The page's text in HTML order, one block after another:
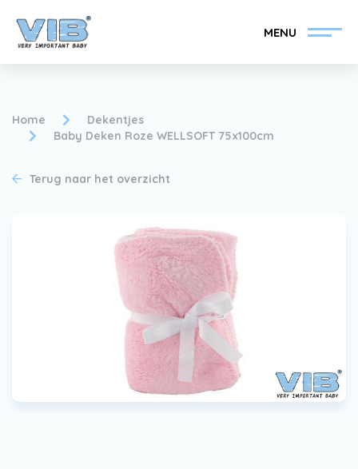
MENU
VIB®-Dealer worden
Over VIB®
Vind uw VIB®-Dealer
VIB®-Dealer worden
Home
Dekentjes
Baby Deken Roze WELLSOFT 75x100cm
Terug naar het overzicht